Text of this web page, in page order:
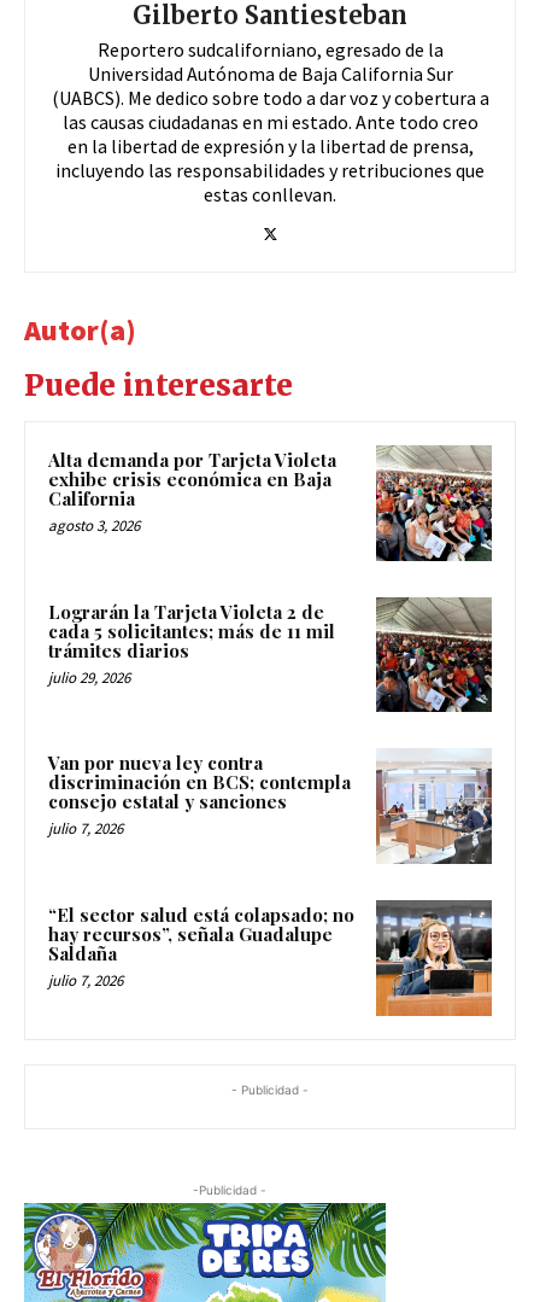
Gilberto Santiesteban
Reportero sudcaliforniano, egresado de la
Universidad Autónoma de Baja California Sur
(UABCS). Me dedico sobre todo a dar voz y cobertura a
las causas ciudadanas en mi estado. Ante todo creo
en la libertad de expresión y la libertad de prensa,
incluyendo las responsabilidades y retribuciones que
estas conllevan.
Autor(a)
Puede interesarte
Alta demanda por Tarjeta Violeta
exhibe crisis económica en Baja
California
agosto 3, 2026
Lograrán la Tarjeta Violeta 2 de
cada 5 solicitantes; más de 11 mil
trámites diarios
julio 29, 2026
Van por nueva ley contra
discriminación en BCS; contempla
consejo estatal y sanciones
julio 7, 2026
“El sector salud está colapsado; no
hay recursos”, señala Guadalupe
Saldaña
julio 7, 2026
- Publicidad -
-Publicidad -